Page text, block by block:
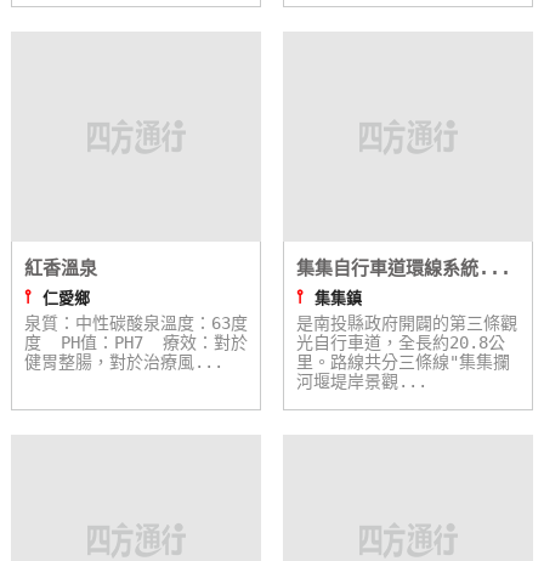
旅
收
據
合
作
案
紅香溫泉
⫯ 仁愛鄉
泉質：中性碳酸泉溫度：63度
度 PH值：PH7 療效：對於
健胃整腸，對於治療風...
集集自行車道環線系統...
⫯ 集集鎮
是南投縣政府開闢的第三條觀
光自行車道，全長約20.8公
里。路線共分三條線"集集攔
河堰堤岸景觀...